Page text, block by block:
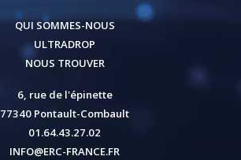
QUI SOMMES-NOUS
ULTRADROP
NOUS TROUVER
6, rue de l'épinette
77340 Pontault-Combault
01.64.43.27.02
INFO@ERC-FRANCE.FR